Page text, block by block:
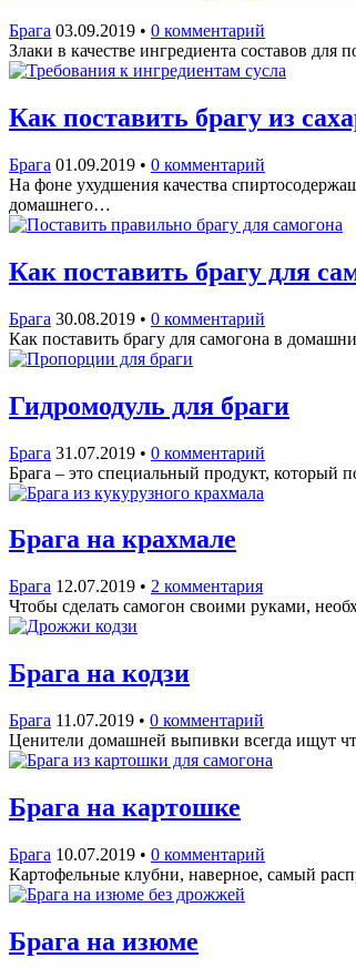
Брага 03.09.2019 • 0 комментарий
Злаки в качестве ингредиента составов
Как поставить брагу из
Брага 01.09.2019 • 0 комментарий
На фоне ухудшения качества
домашнего…
Как поставить брагу для
Брага 30.08.2019 • 0 комментарий
Как поставить брагу для самогона в
Гидромодуль для браги
Брага 31.07.2019 • 0 комментарий
Брага – это специальный продукт, который
Брага на крахмале
Брага 12.07.2019 • 2 комментария
Чтобы сделать самогон своими руками,
Брага на кодзи
Брага 11.07.2019 • 0 комментарий
Ценители домашней выпивки всегда ищут
Брага на картошке
Брага 10.07.2019 • 0 комментарий
Картофельные клубни, наверное, самый
Брага на изюме